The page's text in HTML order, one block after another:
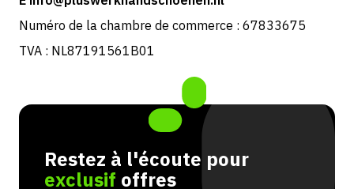
Numéro de la chambre de commerce : 67833675
TVA : NL87191561B01
Restez à l'écoute pour
exclusif offres